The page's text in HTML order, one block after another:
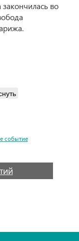
во
событие